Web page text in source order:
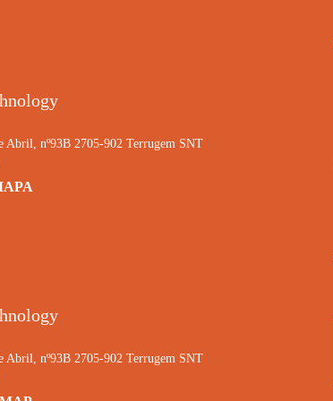
Abril, nº93B 2705-902 Terrugem SNT
Abril, nº93B 2705-902 Terrugem SNT